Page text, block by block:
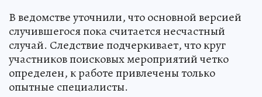
В ведомстве уточнили, что основной версией
случившегося пока считается несчастный
случай. Следствие подчеркивает, что круг
участников поисковых мероприятий четко
определен, к работе привлечены только
опытные специалисты.